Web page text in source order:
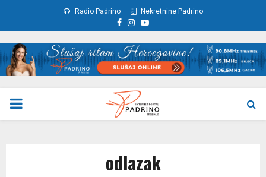
Radio Padrino Nekretnine Padrino
Facebook
Instagram
Youtube
PRIMARY
odlazak